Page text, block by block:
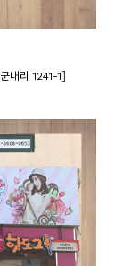
내리 1241-1]